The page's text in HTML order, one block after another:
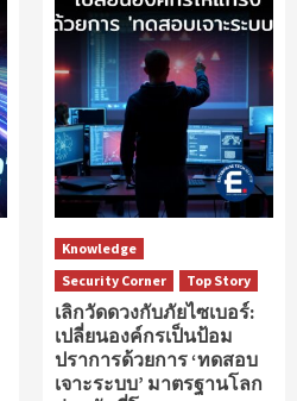
Knowledge
Security Corner
Top Story
เลิกวัดดวงกับภัยไซเบอร์:
เปลี่ยนองค์กรเป็นป้อม
ปราการด้วยการ ‘ทดสอบ
เจาะระบบ’ มาตรฐานโลก